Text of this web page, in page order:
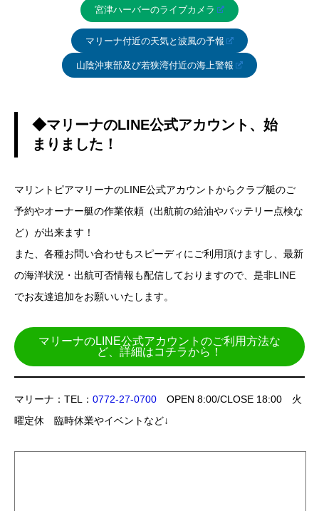
宮津ハーバーのライブカメラ
マリーナ付近の天気と波風の予報
山陰沖東部及び若狭湾付近の海上警報
◆マリーナのLINE公式アカウント、始
まりました！
マリントピアマリーナのLINE公式アカウントからクラブ艇のご
予約やオーナー艇の作業依頼（出航前の給油やバッテリー点検な
ど）が出来ます！
また、各種お問い合わせもスピーディにご利用頂けますし、最新
の海洋状況・出航可否情報も配信しておりますので、是非LINE
でお友達追加をお願いいたします。
マリーナのLINE公式アカウントのご利用方法な
ど、詳細はコチラから！
マリーナ：TEL： 0772-27-0700 OPEN 8:00/CLOSE 18:00 火
曜定休 臨時休業やイベントなど↓